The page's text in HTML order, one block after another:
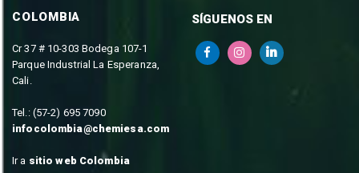
COLOMBIA
Cr 37 # 10-303 Bodega 107-1
Parque Industrial La Esperanza,
Cali.
Tel.: (57-2) 695 7090
infocolombia@chemiesa.com
Ir a sitio web Colombia
SÍGUENOS EN